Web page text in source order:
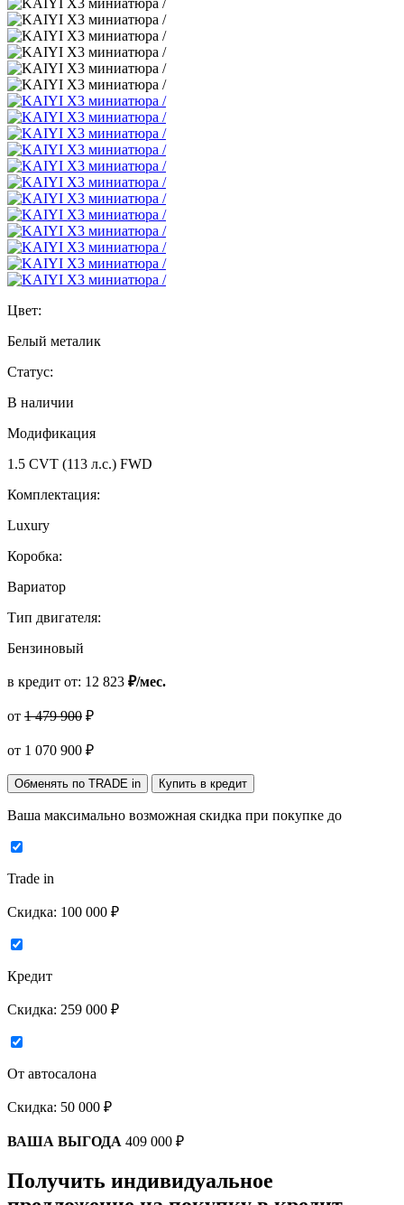
Цвет:
Белый металик
Статус:
В наличии
Модификация
1.5 CVT (113 л.с.) FWD
Комплектация:
Luxury
Коробка:
Вариатор
Тип двигателя:
Бензиновый
в кредит от: 12 823 ₽/мес.
от 1 479 900 ₽
от 1 070 900 ₽
Обменять по TRADE in Купить в кредит
Ваша максимально возможная скидка при покупке до
Trade in
Скидка: 100 000 ₽
Кредит
Скидка: 259 000 ₽
От автосалона
Скидка: 50 000 ₽
ВАША ВЫГОДА 409 000 ₽
Получить индивидуальное